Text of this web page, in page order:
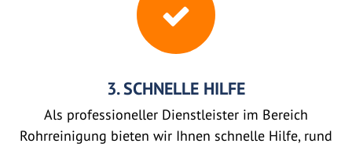
3. SCHNELLE HILFE
Als professioneller Dienstleister im Bereich
Rohrreinigung bieten wir Ihnen schnelle Hilfe, rund